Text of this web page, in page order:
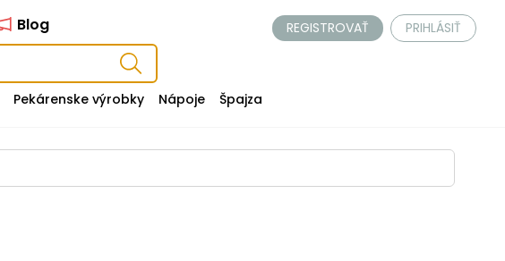
Blog REGISTROVAŤ PRIHLÁSIŤ
Pekárenske výrobky Nápoje Špajza